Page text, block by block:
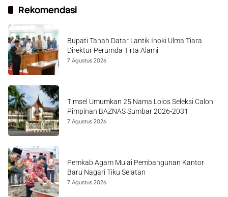
Rekomendasi
Bupati Tanah Datar Lantik Inoki Ulma Tiara
Direktur Perumda Tirta Alami
7 Agustus 2026
Timsel Umumkan 25 Nama Lolos Seleksi Calon
Pimpinan BAZNAS Sumbar 2026-2031
7 Agustus 2026
Pemkab Agam Mulai Pembangunan Kantor
Baru Nagari Tiku Selatan
7 Agustus 2026